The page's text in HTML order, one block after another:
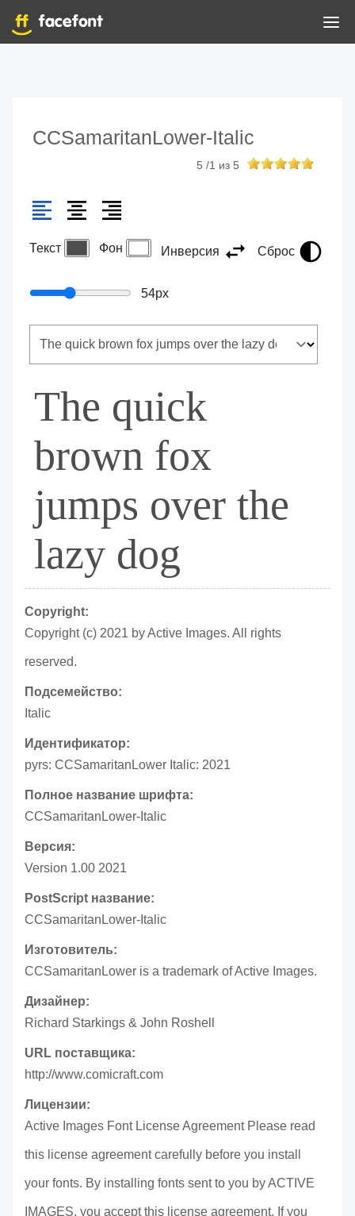
CCSamaritanLower-Italic
5 /1 из 5
Текст Фон Инверсия Сброс
54px
The quick
brown fox
jumps over the
lazy dog
Copyright:
Copyright (c) 2021 by Active Images. All rights
reserved.
Подсемейство:
Italic
Идентификатор:
pyrs: CCSamaritanLower Italic: 2021
Полное название шрифта:
CCSamaritanLower-Italic
Версия:
Version 1.00 2021
PostScript название:
CCSamaritanLower-Italic
Изготовитель:
CCSamaritanLower is a trademark of Active Images.
Дизайнер:
Richard Starkings & John Roshell
URL поставщика:
http://www.comicraft.com
Лицензии:
Active Images Font License Agreement Please read
this license agreement carefully before you install
your fonts. By installing fonts sent to you by ACTIVE
IMAGES, you accept this license agreement. If you